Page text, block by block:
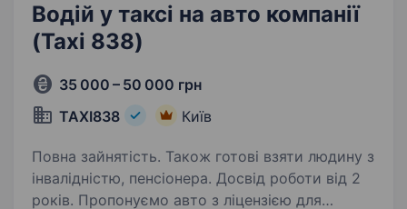
Водій у таксі на авто компанії
(Taxi 838)
35 000 – 50 000 грн
TAXI838
Київ
Повна зайнятість. Також готові взяти людину з
інвалідністю, пенсіонера. Досвід роботи від 2
років. Пропонуємо авто з ліцензією для